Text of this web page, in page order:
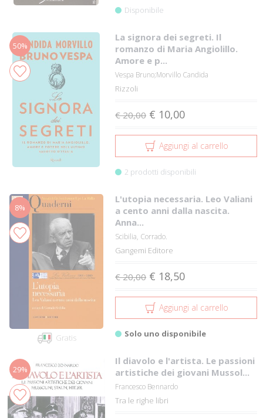
Disponibile
50%
La signora dei segreti. Il
romanzo di Maria Angiolillo.
Amore e p...
Vespa Bruno;Morvillo Candida
Rizzoli
€ 20,00 € 10,00
Aggiungi al carrello
2 prodotti disponibili
8%
Gratis
L'utopia necessaria. Leo Valiani
a cento anni dalla nascita.
Anna...
Scibilia, Corrado.
Gangemi Editore
€ 20,00 € 18,50
Aggiungi al carrello
Solo uno disponibile
29%
Il diavolo e l'artista. Le passioni
artistiche dei giovani Mussol...
Francesco Bennardo
Tra le righe libri